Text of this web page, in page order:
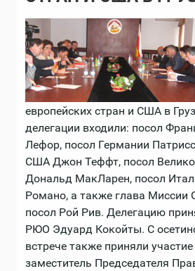
европейских стран и США в
делегации входили: посол
Лефор, посол Германии
США Джон Теффт, посол
Дональд МакЛарен, посол
Романо, а также глава Миссии
посол Рой Рив. Делегацию
РЮО Эдуард Кокойты. С
встрече также приняли
заместитель Председателя